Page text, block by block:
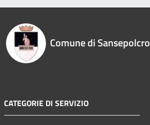
Comune di Sansepolcro
CATEGORIE DI SERVIZIO